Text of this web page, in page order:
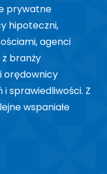
prywatne
hipoteczni,
agenci
branży
orędownicy
sprawiedliwości. Z
wspaniałe